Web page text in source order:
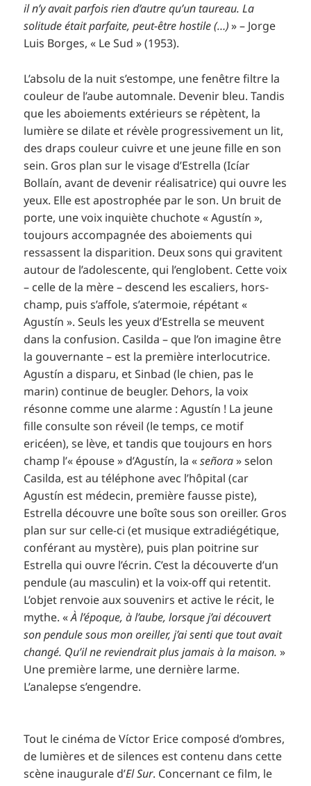
il n’y avait parfois rien d’autre qu’un taureau. La
solitude était parfaite, peut-être hostile (…) » – Jorge
Luis Borges, « Le Sud » (1953).
L’absolu de la nuit s’estompe, une fenêtre filtre la
couleur de l’aube automnale. Devenir bleu. Tandis
que les aboiements extérieurs se répètent, la
lumière se dilate et révèle progressivement un lit,
des draps couleur cuivre et une jeune fille en son
sein. Gros plan sur le visage d’Estrella (Icíar
Bollaín, avant de devenir réalisatrice) qui ouvre les
yeux. Elle est apostrophée par le son. Un bruit de
porte, une voix inquiète chuchote « Agustín »,
toujours accompagnée des aboiements qui
ressassent la disparition. Deux sons qui gravitent
autour de l’adolescente, qui l’englobent. Cette voix
– celle de la mère – descend les escaliers, hors-
champ, puis s’affole, s’atermoie, répétant «
Agustín ». Seuls les yeux d’Estrella se meuvent
dans la confusion. Casilda – que l’on imagine être
la gouvernante – est la première interlocutrice.
Agustín a disparu, et Sinbad (le chien, pas le
marin) continue de beugler. Dehors, la voix
résonne comme une alarme : Agustín ! La jeune
fille consulte son réveil (le temps, ce motif
ericéen), se lève, et tandis que toujours en hors
champ l’« épouse » d’Agustín, la «señora» selon
Casilda, est au téléphone avec l’hôpital (car
Agustín est médecin, première fausse piste),
Estrella découvre une boîte sous son oreiller. Gros
plan sur sur celle-ci (et musique extradiégétique,
conférant au mystère), puis plan poitrine sur
Estrella qui ouvre l’écrin. C’est la découverte d’un
pendule (au masculin) et la voix-off qui retentit.
L’objet renvoie aux souvenirs et active le récit, le
mythe. «À l’époque, à l’aube, lorsque j’ai découvert
son pendule sous mon oreiller, j’ai senti que tout avait
changé. Qu’il ne reviendrait plus jamais à la maison. »
Une première larme, une dernière larme.
L’analepse s’engendre.
Tout le cinéma de Víctor Erice composé d’ombres,
de lumières et de silences est contenu dans cette
scène inaugurale d’El Sur. Concernant ce film, le